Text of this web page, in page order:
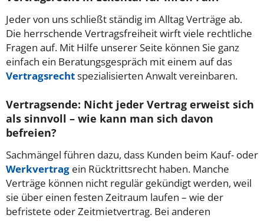
Jeder von uns schließt ständig im Alltag Verträge ab.
Die herrschende Vertragsfreiheit wirft viele rechtliche
Fragen auf. Mit Hilfe unserer Seite können Sie ganz
einfach ein Beratungsgespräch mit einem auf das
Vertragsrechtspezialisierten Anwalt vereinbaren.
Vertragsende: Nicht jeder Vertrag erweist sich
als sinnvoll – wie kann man sich davon
befreien?
Sachmängel führen dazu, dass Kunden beim Kauf- oder
Werkvertrag ein Rücktrittsrecht haben. Manche
Verträge können nicht regulär gekündigt werden, weil
sie über einen festen Zeitraum laufen – wie der
befristete oder Zeitmietvertrag. Bei anderen